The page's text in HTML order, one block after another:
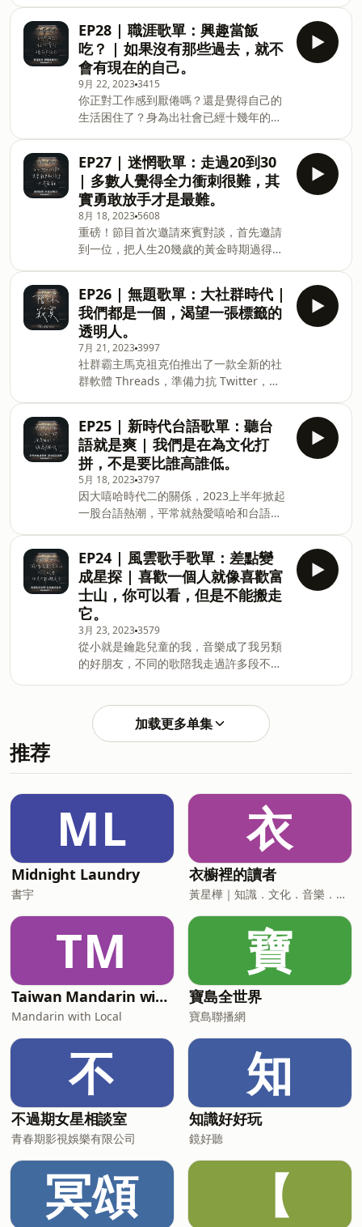
生的朋友，你。 小額贊助支持本節目：
https://open.firstory.me/user/
留言告訴我你對這一集的想法：
https://open.firstory.me/user/
＊建議使用&nbsp;KKBOX APP&nbsp;播
放本節目，收聽完整歌單內容 ?&nbsp;本
集重點精選 (00
驗談，在找尋自己這輩子到底想要以什麼
為業之前，其實更重要的是，你有沒有付
諸行動去探索，如果沒有，那空想永遠只
會是空想。 小額贊助支持本節目：
https://open.firstory.me/user/
留言告訴我你對這一集的想法：
https://open.firstory.me/user/
＊建議使用&nbsp;KKBOX APP&nbsp;播
放本節目，收聽完整歌單內容 ?&nbsp;本
集重點精選 (00:01:06) 成為一個即使不被
需要也能快樂的人 (00:06:20) 有難過時可
以聽的 podcast 請推薦給我 (00:10:22)
填大學
EP28 | 職涯歌單：興趣當飯
吃？ | 如果沒有那些過去，就不
會有現在的自己。
9月 22, 20233415
你正對工作感到厭倦嗎？還是覺得自己的
生活困住了？身為出社會已經十幾年的大
程，或是你正在煩惱找不到想做的工作，
又或是現在每天工作時總是行屍走肉的，
其實這些都很正常，你一點都不奇怪，也
不孤單，需要一點指引的話，歡迎進來本
集坐坐。 小額贊助支持本節目：
https://open.firstory.me/user/
留言告訴我你對這一集的想法：
https://open.firstory.me/user/
＊建議使用&nbsp;KKBOX APP&nbsp;播
放本節目，收聽完整歌單內容 ?&nbsp;本
集重點精選 (00:03:27) 很多人沒有做自己
喜歡的事當工作 (00:08:50) 千萬不要把此
生摯愛的事變工作 (00:15:52)
EP27 | 迷惘歌單：走過20到30
| 多數人覺得全力衝刺很難，其
實勇敢放手才是最難。
8月 18, 2023 5608
重磅！節目首次邀請來賓對談，首先邀請
到一位，把人生20幾歲的黃金時期過得像
前處在2字頭尾聲的她，過去10年間的心
境轉變，如何從汲汲營營想要獲得些什
麼，漸漸變成隨心所欲地隨興等待宇宙傳
達的訊號？如果你也正處在人生迷惘的時
刻，不妨就讓我們聽下去，一起找尋心中
想要的答案。 小額贊助支持本節目：
https://open.firstory.me/user/
留言告訴我你對這一集的想法：
https://open.firstory.me/user/
＊建議使用&nbsp;KKBOX APP&nbsp;播
放本節目，收聽完整歌單內容 ?&nbsp;本
集重點精選 (00:02:07) 節目史上第一位嘉
賓 Keira 的簡介 (00:03:
EP26 | 無題歌單：大社群時代 |
我們都是一個，渴望一張標籤的
透明人。
7月 21, 20233997
社群霸主馬克祖克伯推出了一款全新的社
群軟體 Threads，準備力抗 Twitter，突
控媒體似乎就掌控了世界的思想，而我對
這個體悟感到不寒而慄，到底這個世代的
人們要有多少個社群？身上又要被貼上幾
個標籤，才能夠感覺到自己是活著的？ 小
額贊助支持本節目：
https://open.firstory.me/user/
留言告訴我你對這一集的想法：
https://open.firstory.me/user/
＊建議使用&nbsp;KKBOX APP&nbsp;播
放本節目，收聽完整歌單內容 ?&nbsp;本
集重點精選 (00:01:38) 地球十萬年來最熱
的一天 (00:10:22) 有沒有從很久以前就持
續收聽的人？ (00:12:2
EP25 | 新時代台語歌單：聽台
語就是爽 | 我們是在為文化打
拼，不是要比誰高誰低。
5月 18, 20233797
因大嘻哈時代二的關係，2023上半年掀起
一股台語熱潮，平常就熱愛嘻哈和台語文
合，實在越聽越過癮！台語這個語言，真
的有很美而且很深的文化底蘊呢！你是否
和我一樣，聽到台語會有一種很安心、很
親切的感覺？ 小額贊助支持本節目：
https://open.firstory.me/user/
留言告訴我你對這一集的想法：
https://open.firstory.me/user/
＊建議使用&nbsp;KKBOX APP&nbsp;播
放本節目，收聽完整歌單內容 ?&nbsp;本
愛取英文名字？ (00:06:19) 饒舌這兩個字
的台語要怎麼說？ (00:09:24) 只要心裡認
EP24 | 風雲歌手歌單：差點變
成星探 | 喜歡一個人就像喜歡富
士山，你可以看，但是不能搬走
它。
3月 23, 20233579
從小就是鑰匙兒童的我，音樂成了我另類
的好朋友，不同的歌陪我走過許多段不同
探？一起來聽聽看我與這些音樂的酸甜苦
辣青春史吧！ 小額贊助支持本節目：
＊建議使用&nbsp;KKBOX APP&nbsp;播
放本節目，收聽完整歌單內容 ?&nbsp;本
集重點精選 (00:02:11) 沒有實體的音樂反
而像一位實體好友 (00:11:48) 原來我是國
際巨星等級的星探？ (00:13:11) 因歌詞被
網友瘋傳而崛起的玖壹壹 (00:15:13)
加载更多单集
推荐
ML
Midnight Laundry
書宇
衣
衣櫥裡的讀者
黃星樺｜知識．文化．音樂．閱讀．讀書．聽書．說書
TM
Taiwan Mandarin with Local Podcast
Mandarin with Local
寶
寶島全世界
寶島聯播網
不
不過期女星相談室
青春期影視娛樂有限公司
知
知識好好玩
鏡好聽
冥頌 【